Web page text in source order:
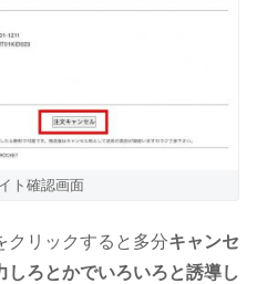
ト確認画面
クリックすると多分キャンセ
ろとかでいろいろと誘導し